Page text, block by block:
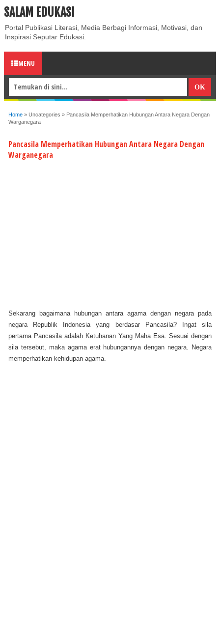
ABOUT CONTACT US
SALAM EDUKASI
Portal Publikasi Literasi, Media Berbagi Informasi, Motivasi, dan
Inspirasi Seputar Edukasi.
MENU
Home » Uncategories » Pancasila Memperhatikan Hubungan Antara Negara Dengan
Warganegara
Pancasila Memperhatikan Hubungan Antara Negara Dengan
Warganegara
Sekarang bagaimana hubungan antara agama dengan negara pada
negara Republik Indonesia yang berdasar Pancasila? Ingat sila
pertama Pancasila adalah Ketuhanan Yang Maha Esa. Sesuai dengan
sila tersebut, maka agama erat hubungannya dengan negara. Negara
memperhatikan kehidupan agama.